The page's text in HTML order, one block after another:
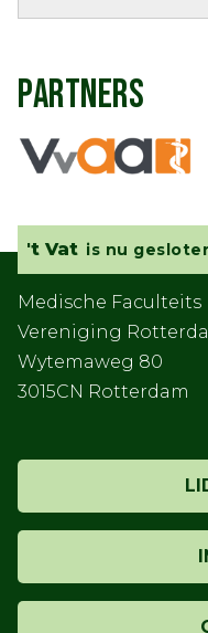
PARTNERS
't Vat is nu
Medische Faculteits
Vereniging
Wytemaweg 80
3015CN Rotterdam